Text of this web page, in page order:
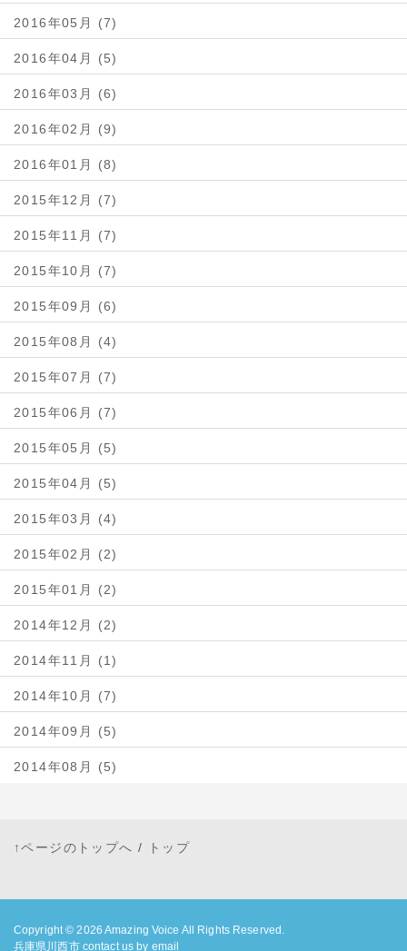
2016年05月 (7)
2016年04月 (5)
2016年03月 (6)
2016年02月 (9)
2016年01月 (8)
2015年12月 (7)
2015年11月 (7)
2015年10月 (7)
2015年09月 (6)
2015年08月 (4)
2015年07月 (7)
2015年06月 (7)
2015年05月 (5)
2015年04月 (5)
2015年03月 (4)
2015年02月 (2)
2015年01月 (2)
2014年12月 (2)
2014年11月 (1)
2014年10月 (7)
2014年09月 (5)
2014年08月 (5)
↑ページのトップへ / トップ
Copyright © 2026Amazing Voice All Rights Reserved.
兵庫県川西市 contact us by email